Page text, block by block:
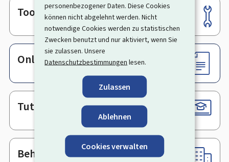
personenbezogener Daten. Diese Cookies
können nicht abgelehnt werden. Nicht
notwendige Cookies werden zu statistischen
Zwecken benutzt und nur aktiviert, wenn Sie
sie zulassen. Unsere
Datenschutzbestimmungen lesen.
Zulassen
Ablehnen
Cookies verwalten
Footer
Tools
Online-Dienste & Formulare
Tutorials
Behörden & sonstige Stellen